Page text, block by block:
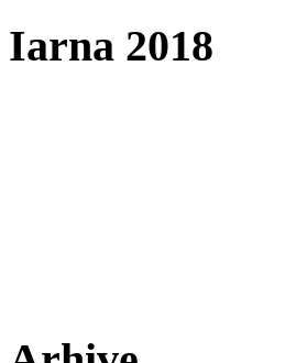
Iarna 2018